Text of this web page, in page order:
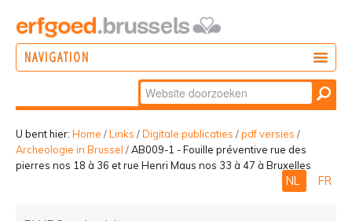
NAVIGATION
BELEVEN
Zoek
Geavanceerd
zoeken...
U bent hier: Home /Links /Digitale publicaties /pdf versies /
Archeologie in Brussel /AB009-1 - Fouille préventive rue des
pierres nos 18 à 36 et rue Henri Maus nos 33 à 47 à Bruxelles
NL FR